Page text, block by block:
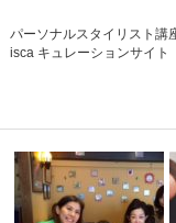
パーソナルスタイリスト講
isca キュレーションサイト